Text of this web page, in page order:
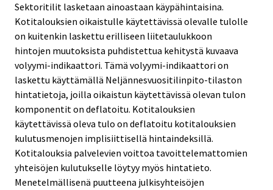
Sektoritilit lasketaan ainoastaan käypähintaisina.
Kotitalouksien oikaistulle käytettävissä olevalle tulolle
on kuitenkin laskettu erilliseen liitetaulukkoon
hintojen muutoksista puhdistettua kehitystä kuvaava
volyymi-indikaattori. Tämä volyymi-indikaattori on
laskettu käyttämällä Neljännesvuositilinpito-tilaston
hintatietoja, joilla oikaistun käytettävissä olevan tulon
komponentit on deflatoitu. Kotitalouksien
käytettävissä oleva tulo on deflatoitu kotitalouksien
kulutusmenojen implisiittisellä hintaindeksillä.
Kotitalouksia palvelevien voittoa tavoittelemattomien
yhteisöjen kulutukselle löytyy myös hintatieto.
Menetelmällisenä puutteena julkisyhteisöjen